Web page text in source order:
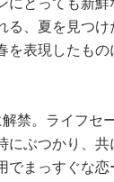
にとっても新
る、夏を見つ
を表現したもの
禁。ライフセ
にぶつかり、共
でまっすぐな恋